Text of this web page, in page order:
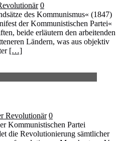
0
des Kommunismus« (1847)
der Kommunistischen Partei«
beide erläutern den arbeitenden
Ländern, was aus objektiv
[…]
Revolutionär 0
Kommunistischen Partei
die Revolutionierung sämtlicher